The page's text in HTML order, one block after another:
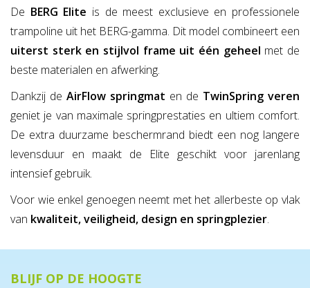
De BERG Elite is de meest exclusieve en professionele
trampoline uit het BERG-gamma. Dit model combineert een
uiterst sterk en stijlvol frame uit één geheel met de
beste materialen en afwerking.
Dankzij de AirFlow springmat en de TwinSpring veren
geniet je van maximale springprestaties en ultiem comfort.
De extra duurzame beschermrand biedt een nog langere
levensduur en maakt de Elite geschikt voor jarenlang
intensief gebruik.
Voor wie enkel genoegen neemt met het allerbeste op vlak
van kwaliteit, veiligheid, design en springplezier.
BLIJF OP DE HOOGTE